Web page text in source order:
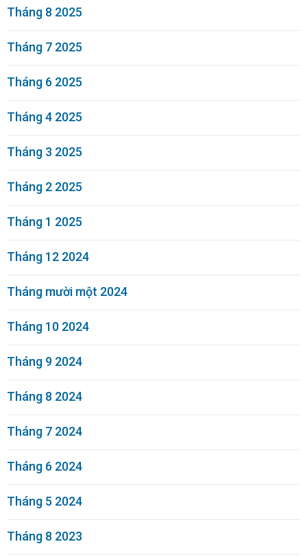
Tháng 8 2025
Tháng 7 2025
Tháng 6 2025
Tháng 4 2025
Tháng 3 2025
Tháng 2 2025
Tháng 1 2025
Tháng 12 2024
Tháng mười một 2024
Tháng 10 2024
Tháng 9 2024
Tháng 8 2024
Tháng 7 2024
Tháng 6 2024
Tháng 5 2024
Tháng 8 2023